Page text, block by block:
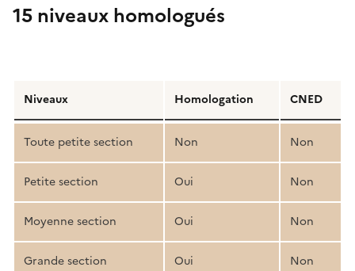
15 niveaux homologués
de
la
structure
pédagogique
Niveaux Homologation CNED
Toute petite section Non Non
Petite section Oui Non
Moyenne section Oui Non
Grande section Oui Non